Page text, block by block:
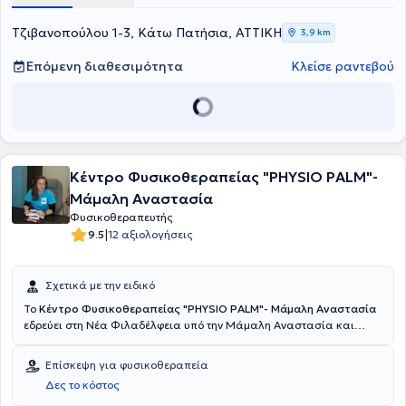
Τζιβανοπούλου 1-3, Κάτω Πατήσια, ΑΤΤΙΚΗ 3,9 km
Επόμενη διαθεσιμότητα Κλείσε ραντεβού
Κέντρο Φυσικοθεραπείας "PHYSIO PALM"-
Μάμαλη Αναστασία
Φυσικοθεραπευτής
9.5|12 αξιολογήσεις
Σχετικά με την ειδικό
Το Κέντρο Φυσικοθεραπείας "PHYSIO PALM"- Μάμαλη Αναστασία
εδρεύει στη Νέα Φιλαδέλφεια υπό την Μάμαλη Αναστασία και
Αναστασία παρακολούθησε και ολοκλήρωσε με επιτυχία
μεταπτυχιακό πρόγραμμα σπουδών στην Ιατρική Σχολή του Εθνικού
και Καποδιστριακού Πανεπιστημίου Αθηνών, ενώ αποφοίτησε από
Επίσκεψη για φυσικοθεραπεία
Δες το κόστος